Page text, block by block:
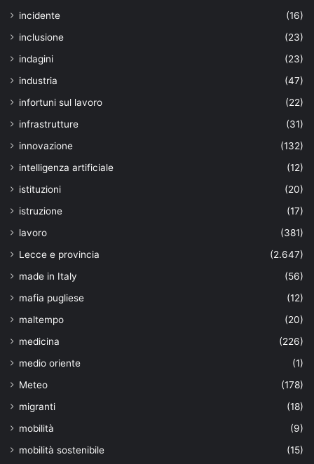
incidente
(16)
inclusione
(23)
indagini
(23)
industria
(47)
infortuni sul lavoro
(22)
infrastrutture
(31)
innovazione
(132)
intelligenza artificiale
(12)
istituzioni
(20)
istruzione
(17)
lavoro
(381)
Lecce e provincia
(2.647)
made in Italy
(56)
mafia pugliese
(12)
maltempo
(20)
medicina
(226)
medio oriente
(1)
Meteo
(178)
migranti
(18)
mobilità
(9)
mobilità sostenibile
(15)